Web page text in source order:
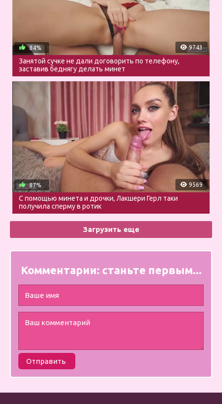
9743
84%
Занятой сучке не дали договорить по телефону,
заставив беднягу делать минет
9569
87%
С помощью минета и дрочки, Лакшери Герл таки
получила сперму в ротик
Загрузить еще
Комментарии: станьте первым...
Отправить